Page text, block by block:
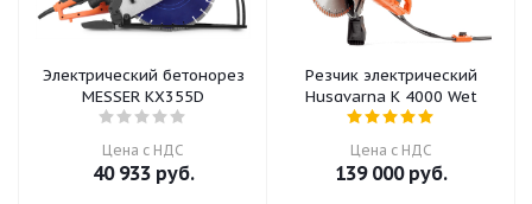
Электрический бетонорез
MESSER KX355D
Цена с НДС
40 933руб.
Резчик электрический
Husqvarna K 4000 Wet
Цена с НДС
139 000руб.